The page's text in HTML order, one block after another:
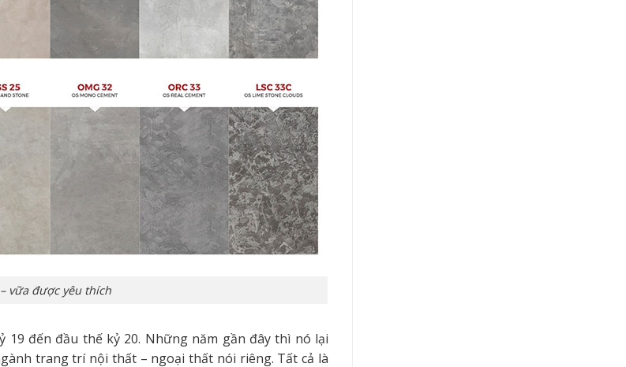
vữa được yêu thích
19 đến đầu thế kỷ 20. Những năm gần đây thì nó lại
trang trí nội thất – ngoại thất nói riêng. Tất cả là